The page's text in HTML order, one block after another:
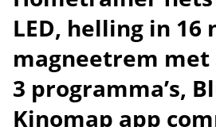
LED, helling in 16
magneetrem met
3 programma’s,
Kinomap app